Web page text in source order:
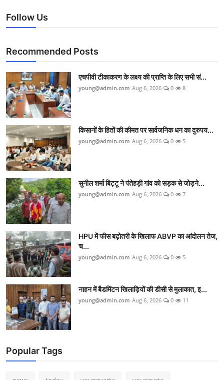
Follow Us
Recommended Posts
एचपीवी टीकाकरण के लक्ष्य की प्राप्ति के लिए सभी सं...
young@admin.com Aug 6, 2026 0 8
किसानों के हितों की कीमत पर सार्वजनिक धन का दुरुपय...
young@admin.com Aug 6, 2026 0 5
सुनील शर्मा बिट्टू ने पंतेहड़ी गांव को सड़क से जोड़ने...
young@admin.com Aug 6, 2026 0 7
HPU में फीस बढ़ोतरी के खिलाफ ABVP का आंदोलन तेज,
च...
young@admin.com Aug 6, 2026 0 5
नाहन में बैडमिंटन खिलाड़ियों की डीसी से मुलाकात, इ...
young@admin.com Aug 6, 2026 0 11
Popular Tags